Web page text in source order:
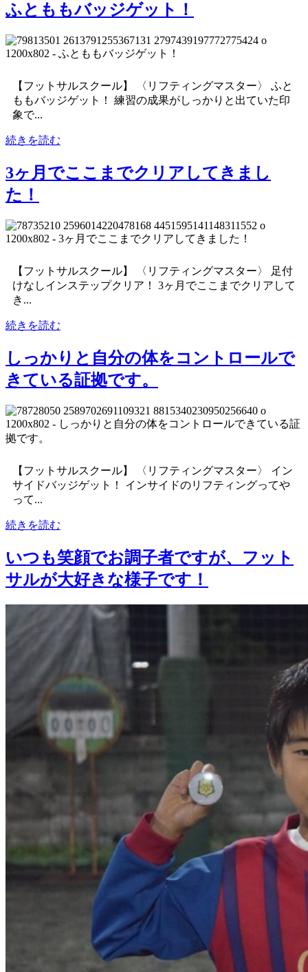
ふとももバッジゲット！
【フットサルスクール】 〈リフティングマスター〉 ふと
ももバッジゲット！ 練習の成果がしっかりと出ていた印
象で...
続きを読む
3ヶ月でここまでクリアしてきまし
た！
【フットサルスクール】 〈リフティングマスター〉 足付
けなしインステップクリア！ 3ヶ月でここまでクリアして
き...
続きを読む
しっかりと自分の体をコントロールで
きている証拠です。
【フットサルスクール】 〈リフティングマスター〉 イン
サイドバッジゲット！ インサイドのリフティングってや
って...
続きを読む
いつも笑顔でお調子者ですが、フット
サルが大好きな様子です！